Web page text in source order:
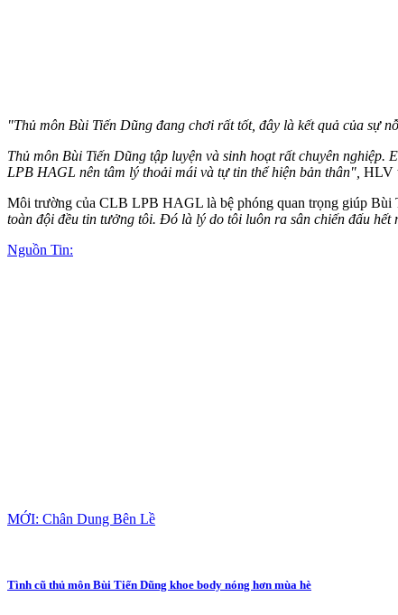
"Thủ môn Bùi Tiến Dũng đang chơi rất tốt, đây là kết quả của sự
Thủ môn Bùi Tiến Dũng tập luyện và sinh hoạt rất chuyên
LPB HAGL nên tâm lý thoải mái và tự tin thể hiện bản thân", HLV
Môi trường của CLB LPB HAGL là bệ phóng quan trọng giúp Bùi
toàn đội đều tin tưởng tôi. Đó là lý do tôi luôn ra sân chiến đấu hết
Nguồn Tin:
MỚI: Chân Dung Bên Lề
Tình cũ thủ môn Bùi Tiến Dũng khoe body nóng hơn mùa hè